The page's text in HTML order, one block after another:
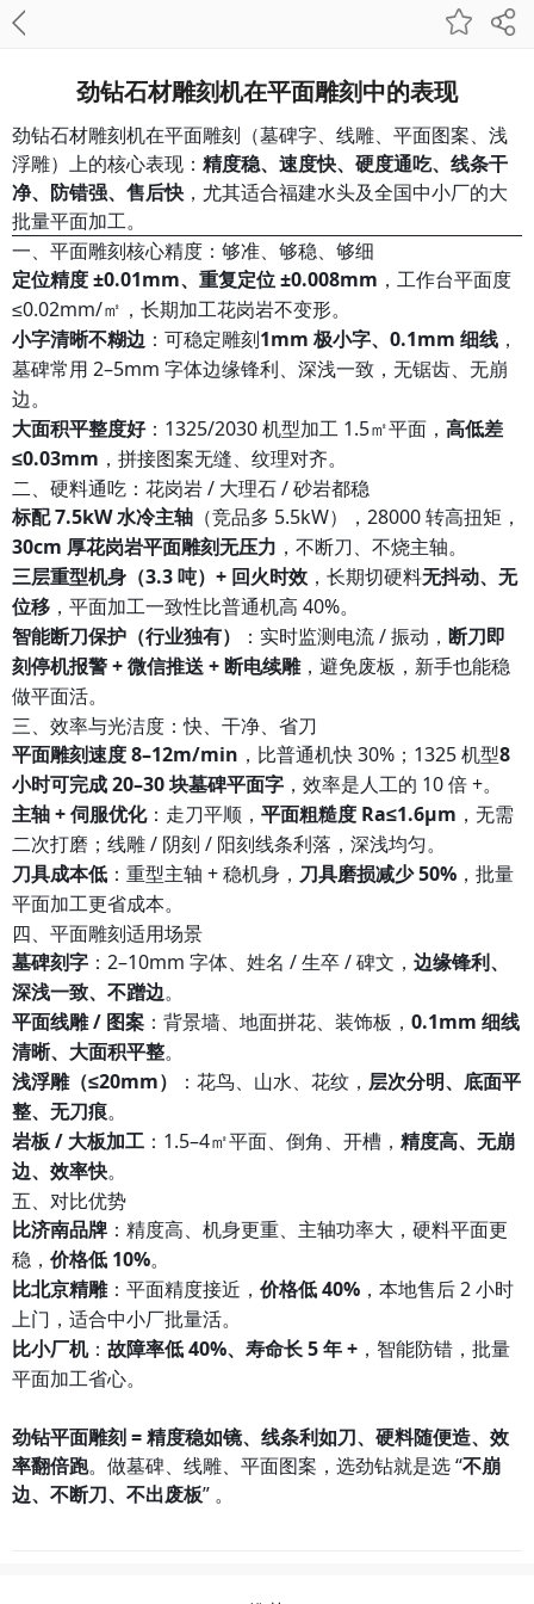
劲钻石材雕刻机在平面雕刻中的表现
劲钻石材雕刻机在平面雕刻（墓碑字、线雕、平面图案、浅
浮雕）上的核心表现： 精度稳、速度快、硬度通吃、线条干
净、防错强、售后快 ，尤其适合福建水头及全国中小厂的大
批量平面加工。
一、平面雕刻核心精度：够准、够稳、够细
定位精度 ±0.01mm、重复定位 ±0.008mm ，工作台平面度
≤0.02mm/㎡，长期加工花岗岩不变形。
小字清晰不糊边 ：可稳定雕刻1mm 极小字、0.1mm 细线 ，
墓碑常用 2–5mm 字体边缘锋利、深浅一致，无锯齿、无崩
边。
大面积平整度好：1325/2030 机型加工 1.5㎡平面， 高低差
≤0.03mm ，拼接图案无缝、纹理对齐。
二、硬料通吃：花岗岩 / 大理石 / 砂岩都稳
标配 7.5kW 水冷主轴 （竞品多 5.5kW），28000 转高扭矩，
30cm 厚花岗岩平面雕刻无压力 ，不断刀、不烧主轴。
三层重型机身（3.3 吨）+ 回火时效 ，长期切硬料无抖动、无
位移 ，平面加工一致性比普通机高 40%。
智能断刀保护（行业独有）
：实时监测电流 / 振动， 断刀即
刻停机报警 + 微信推送 + 断电续雕，避免废板，新手也能稳
做平面活。
三、效率与光洁度：快、干净、省刀
平面雕刻速度 8–12m/min ，比普通机快 30%；1325 机型8
小时可完成 20–30 块墓碑平面字 ，效率是人工的 10 倍 +。
主轴 + 伺服优化：走刀平顺， 平面粗糙度 Ra≤1.6μm ，无需
二次打磨；线雕 / 阴刻 / 阳刻线条利落，深浅均匀。
刀具成本低 ：重型主轴 + 稳机身， 刀具磨损减少 50% ，批量
平面加工更省成本。
四、平面雕刻适用场景
墓碑刻字 ：2–10mm 字体、姓名 / 生卒 / 碑文， 边缘锋利、
深浅一致、不蹭边。
平面线雕 / 图案 ：背景墙、地面拼花、装饰板， 0.1mm 细线
清晰、大面积平整。
浅浮雕（≤20mm）
：花鸟、山水、花纹， 层次分明、底面平
整、无刀痕。
岩板 / 大板加工 ：1.5–4㎡平面、倒角、开槽， 精度高、无崩
边、效率快。
五、对比优势
比济南品牌 ：精度高、机身更重、主轴功率大，硬料平面更
稳， 价格低 10%。
比北京精雕：平面精度接近， 价格低 40% ，本地售后 2 小时
上门，适合中小厂批量活。
比小厂机： 故障率低 40%、寿命长 5 年 + ，智能防错，批量
平面加工省心。
劲钻平面雕刻 = 精度稳如镜、线条利如刀、硬料随便造、效
率翻倍跑。做墓碑、线雕、平面图案，选劲钻就是选 “不崩
边、不断刀、不出废板” 。